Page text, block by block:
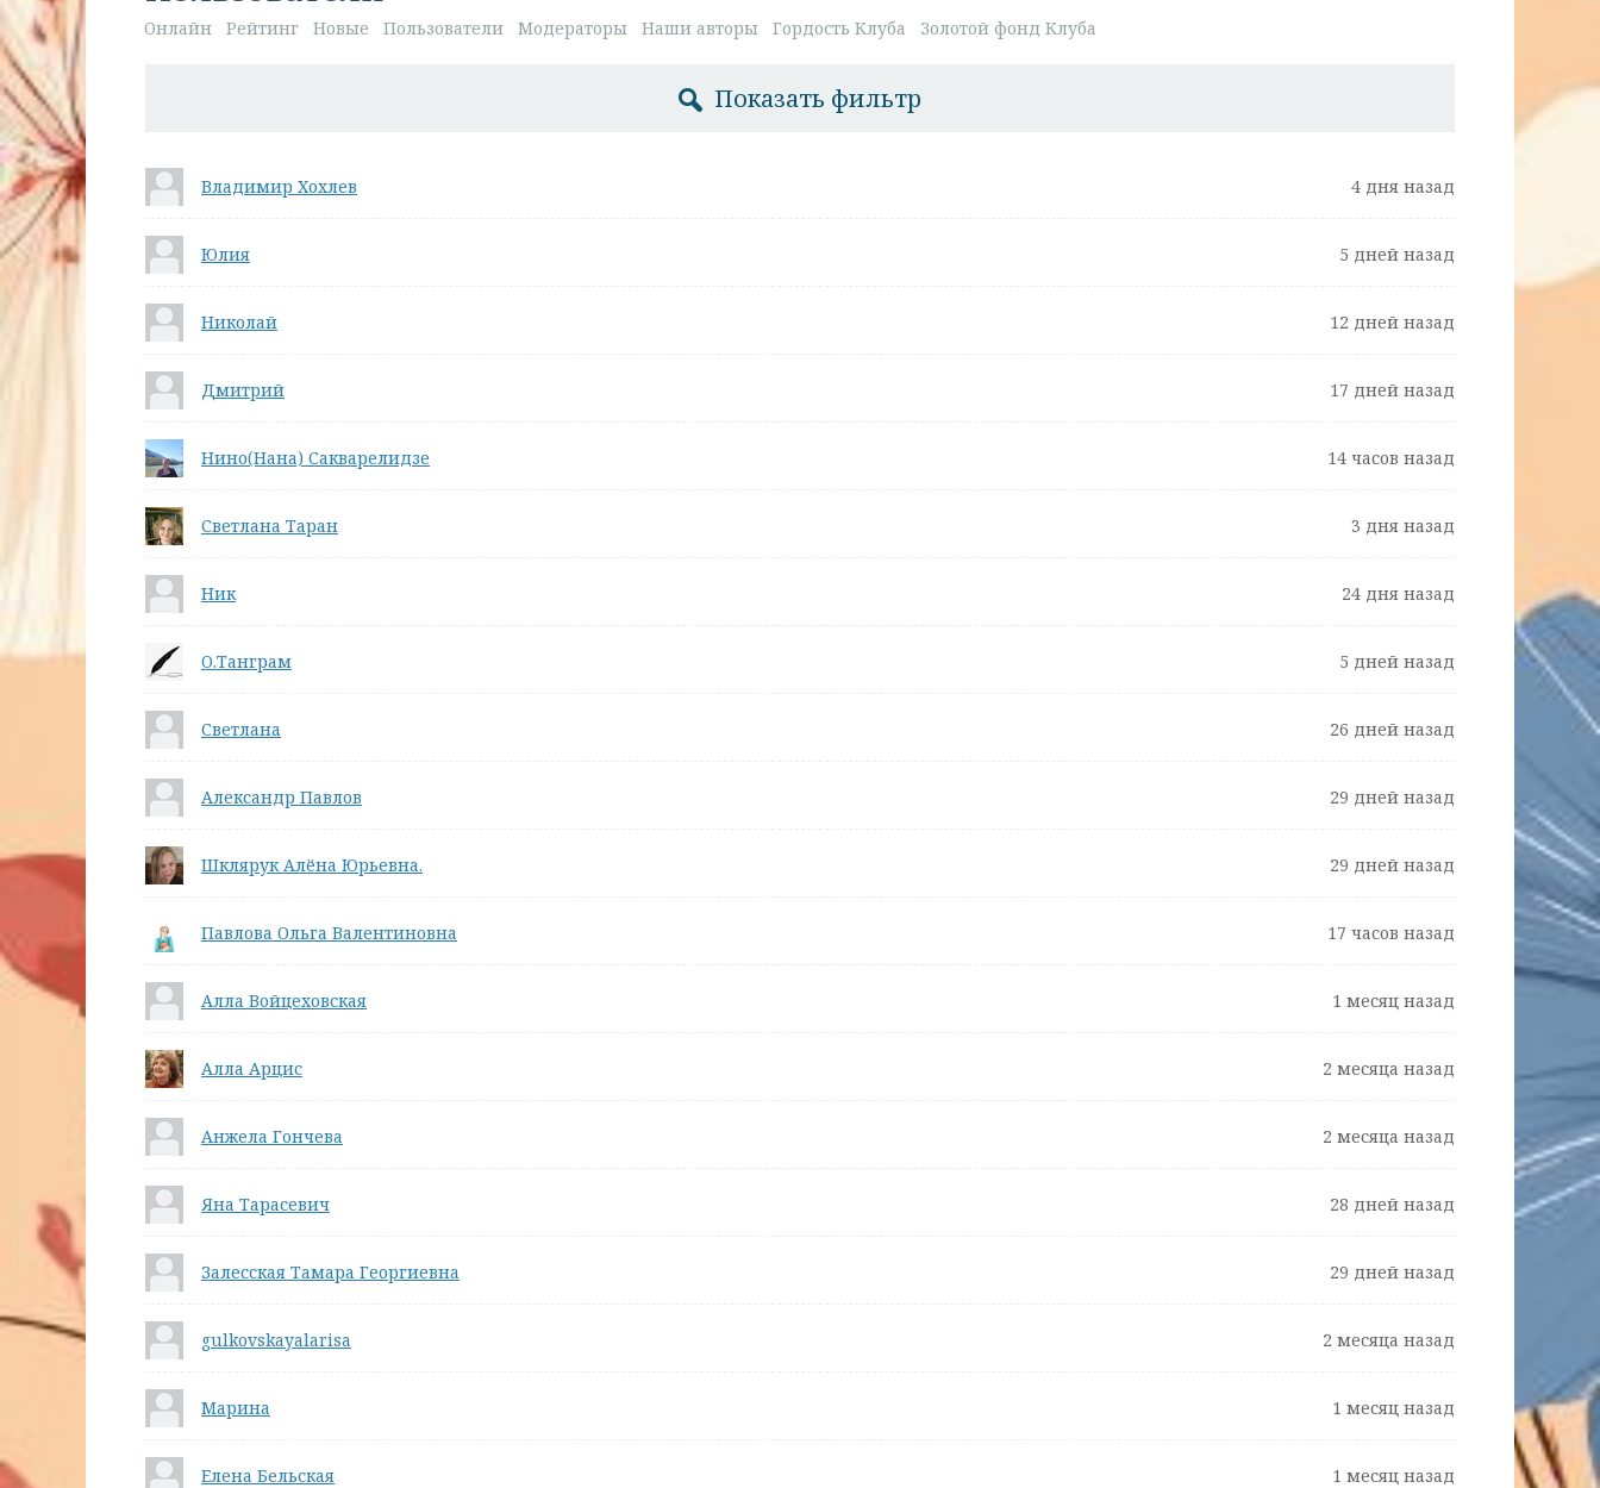
Онлайн Рейтинг Новые Пользователи Модераторы Наши авторы Гордость Клуба Золотой фонд Клуба
Показать фильтр
Владимир Хохлев 4 дня назад
Юлия 5 дней назад
Николай 12 дней назад
Дмитрий 17 дней назад
Нино(Нана) Сакварелидзе 14 часов назад
Светлана Таран 3 дня назад
Ник 24 дня назад
О.Танграм 5 дней назад
Светлана 26 дней назад
Александр Павлов 29 дней назад
Шклярук Алёна Юрьевна. 29 дней назад
Павлова Ольга Валентиновна 17 часов назад
Алла Войцеховская 1 месяц назад
Алла Арцис 2 месяца назад
Анжела Гончева 2 месяца назад
Яна Тарасевич 28 дней назад
Залесская Тамара Георгиевна 29 дней назад
gulkovskayalarisa 2 месяца назад
Марина 1 месяц назад
Елена Бельская 1 месяц назад